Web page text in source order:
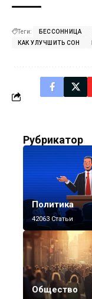
Теги: БЕССОННИЦА
КАК УЛУЧШИТЬ СОН
Рубрикатор
Политика
42063 Статьи
Общество